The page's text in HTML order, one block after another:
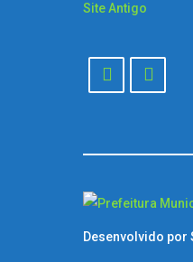
Site Antigo
Desenvolvido por